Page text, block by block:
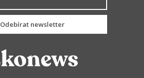
Odebírat newsletter